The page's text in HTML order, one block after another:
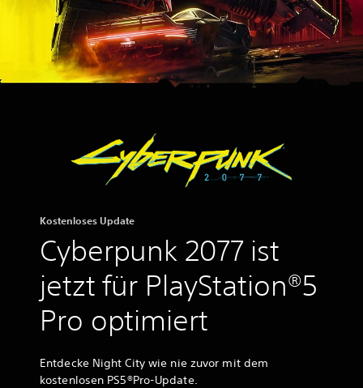
Kostenloses Update
Cyberpunk 2077 ist
jetzt für PlayStation®5
Pro optimiert
Entdecke Night City wie nie zuvor mit dem
kostenlosen PS5®Pro-Update.